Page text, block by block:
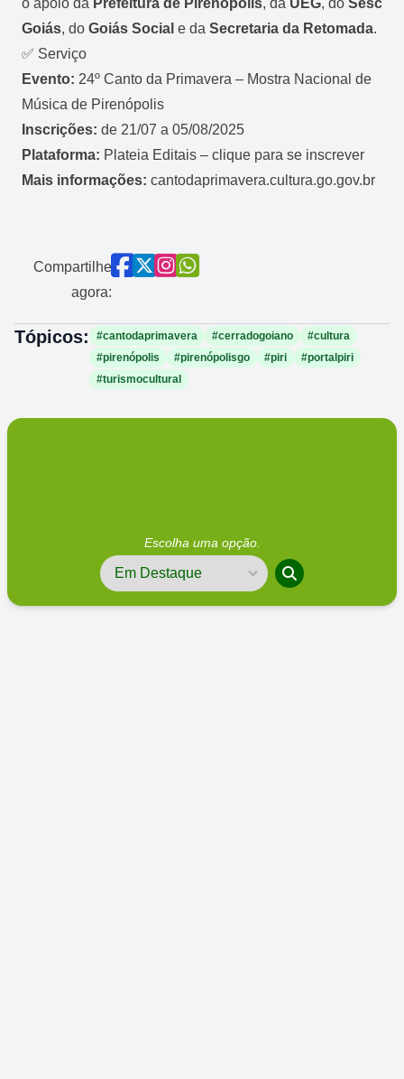
o apoio da Prefeitura de Pirenópolis, da UEG, do Sesc
Goiás, do Goiás Social e da Secretaria da Retomada.
✅ Serviço
Evento: 24º Canto da Primavera – Mostra Nacional de
Música de Pirenópolis
Inscrições: de 21/07 a 05/08/2025
Plataforma: Plateia Editais – clique para se inscrever
Mais informações: cantodaprimavera.cultura.go.gov.br
Compartilhe
agora:
Tópicos: #cantodaprimavera #cerradogoiano
#cultura
#pirenópolis
#pirenópolisgo #piri
#portalpiri
#turismocultural
Escolha uma opção.